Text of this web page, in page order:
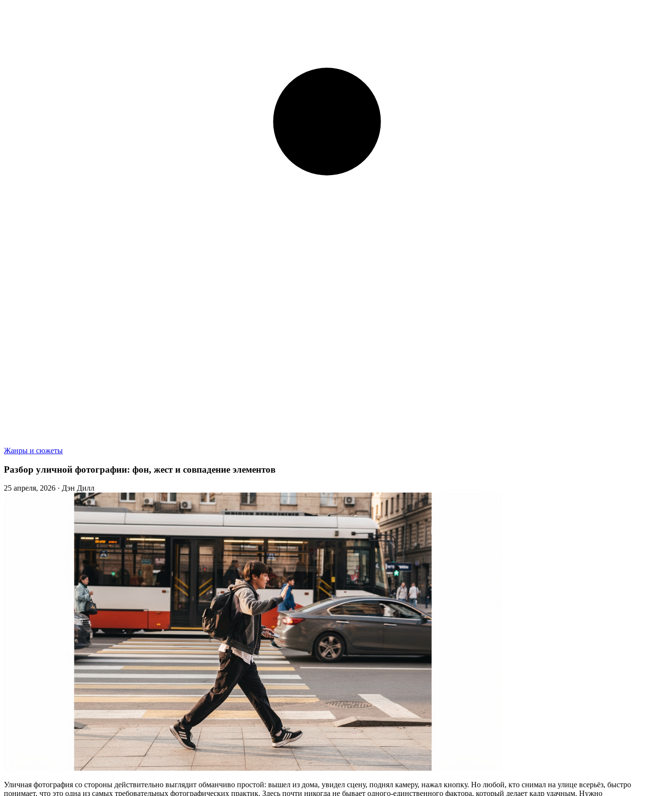
Жанры и сюжеты
Разбор уличной фотографии: фон, жест и совпадение элементов
25 апреля, 2026 · Дэн Дилл
Уличная фотография со стороны действительно выглядит обманчиво простой: вышел из дома, увидел сцену, поднял камеру, нажал кнопку. Но любой, кто снимал на улице всерьёз, быстро
понимает, что это одна из самых требовательных фотографических практик. Здесь почти никогда не бывает одного-единственного фактора, который делает кадр удачным. Нужно